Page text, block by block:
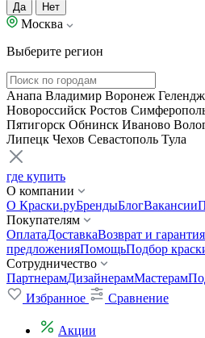
Да Нет
Москва
Выберите регион
Анапа Владимир Воронеж
Новороссийск Ростов
Пятигорск Обнинск Иваново
Липецк Чехов Севастополь Тула
где купить
О компании
О Краски.руБрендыБлогВакансии
Покупателям
ОплатаДоставкаВозврат и гарантия
предложенияПомощьПодбор
Сотрудничество
ПартнерамДизайнерамМастерам
Избранное
Сравнение
Акции